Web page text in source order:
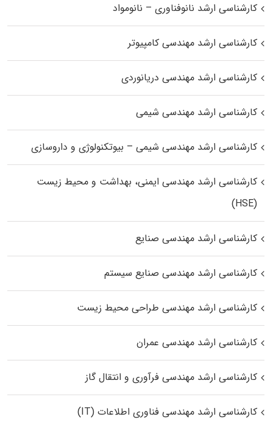
کارشناسی ارشد نانوفناوری – نانومواد
کارشناسی ارشد مهندسی کامپیوتر
کارشناسی ارشد مهندسی دریانوردی
کارشناسی ارشد مهندسی شیمی
کارشناسی ارشد مهندسی شیمی – بیوتکنولوژی و داروسازی
کارشناسی ارشد مهندسی ایمنی، بهداشت و محیط زیست
(HSE)
کارشناسی ارشد مهندسی صنایع
کارشناسی ارشد مهندسی صنایع سیستم
کارشناسی ارشد مهندسی طراحی محیط زیست
کارشناسی ارشد مهندسی عمران
کارشناسی ارشد مهندسی فرآوری و انتقال گاز
کارشناسی ارشد مهندسی فناوری اطلاعات (IT)